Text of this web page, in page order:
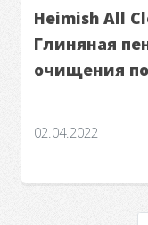
Heimish All
Глиняная
очищения
02.04.2022